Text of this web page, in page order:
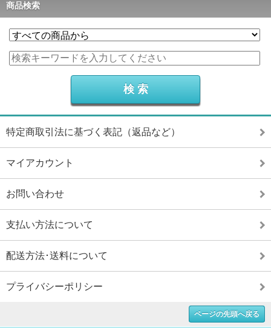
商品検索
特定商取引法に基づく表記（返品など）
マイアカウント
お問い合わせ
支払い方法について
配送方法･送料について
プライバシーポリシー
ページの先頭へ戻る